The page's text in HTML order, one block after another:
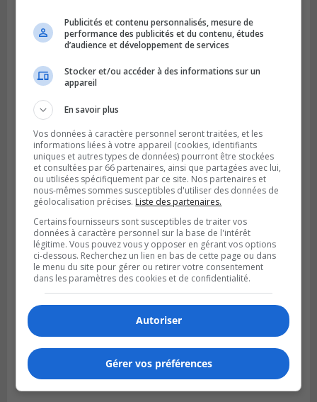
La grenade du camping du lac Cristal était
inoffensive
Publicités et contenu personnalisés, mesure de
performance des publicités et du contenu, études
d’audience et développement de services
Stocker et/ou accéder à des informations sur un
appareil
En savoir plus
Vos données à caractère personnel seront traitées, et les
informations liées à votre appareil (cookies, identifiants
uniques et autres types de données) pourront être stockées
et consultées par 66 partenaires, ainsi que partagées avec lui,
ou utilisées spécifiquement par ce site. Nos partenaires et
nous-mêmes sommes susceptibles d'utiliser des données de
géolocalisation précises. Liste des partenaires.
Certains fournisseurs sont susceptibles de traiter vos
données à caractère personnel sur la base de l'intérêt
légitime. Vous pouvez vous y opposer en gérant vos options
ci-dessous. Recherchez un lien en bas de cette page ou dans
le menu du site pour gérer ou retirer votre consentement
dans les paramètres des cookies et de confidentialité.
Autoriser
Gérer vos préférences